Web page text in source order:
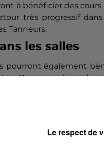
à bénéficier des cours
très progressif
Tanneurs.
les salles
pourront également
:« Nous remplirons les
une salle accueillant
Les élèves
présentiel.
Le respect de